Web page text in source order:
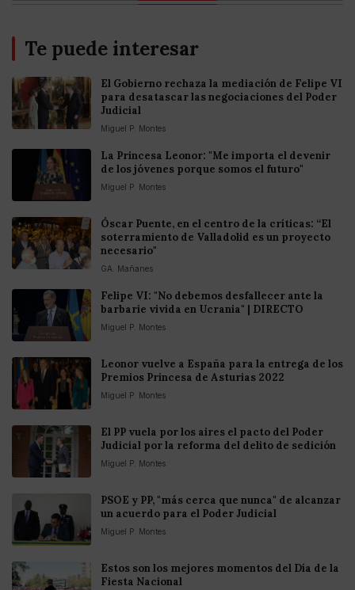
Te puede interesar
El Gobierno rechaza la mediación de Felipe VI
para desatascar las negociaciones del Poder
Judicial
Miguel P. Montes
La Princesa Leonor: "Me importa el devenir
de los jóvenes porque somos el futuro"
Miguel P. Montes
Óscar Puente, en el centro de la críticas: “El
soterramiento de Valladolid es un proyecto
necesario"
GA. Mañanes
Felipe VI: "No debemos desfallecer ante la
barbarie vivida en Ucrania" | DIRECTO
Miguel P. Montes
Leonor vuelve a España para la entrega de los
Premios Princesa de Asturias 2022
Miguel P. Montes
El PP vuela por los aires el pacto del Poder
Judicial por la reforma del delito de sedición
Miguel P. Montes
PSOE y PP, "más cerca que nunca" de alcanzar
un acuerdo para el Poder Judicial
Miguel P. Montes
Estos son los mejores momentos del Día de la
Fiesta Nacional